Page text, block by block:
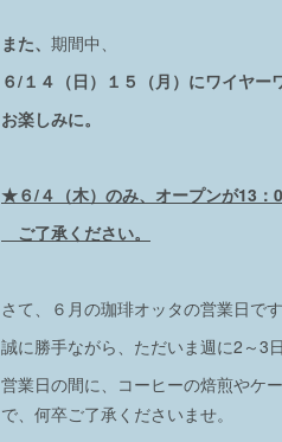
また、 期間中、
６/１４（日）１５（月）にワイヤー
お楽しみに。
★６/４（木）のみ、オープンが13：
ご了承ください。
さて、６月の珈琲オッタの営業日です
誠に勝手ながら、ただいま週に2～3
営業日の間に、コーヒーの焙煎やケ
で、何卒ご了承くださいませ。